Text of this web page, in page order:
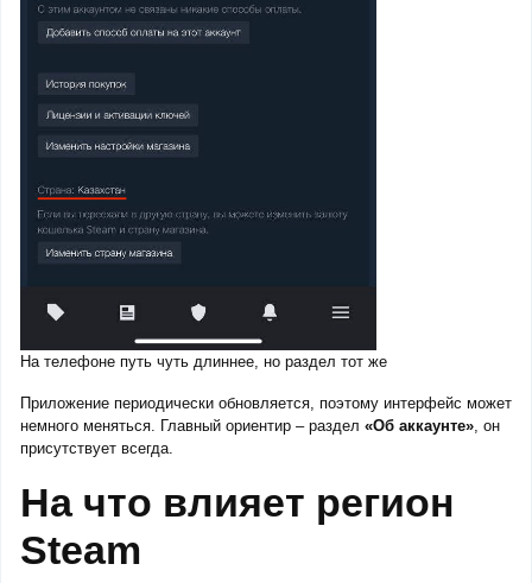
На телефоне путь чуть длиннее, но раздел тот же
Приложение периодически обновляется, поэтому интерфейс может
немного меняться. Главный ориентир – раздел «Об аккаунте» , он
присутствует всегда.
На что влияет регион
Steam